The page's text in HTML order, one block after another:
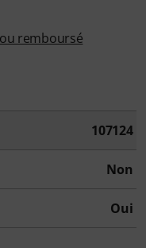
remboursé
107124
Non
Oui